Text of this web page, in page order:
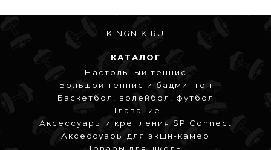
KINGNIK.RU
КАТАЛОГ
Настольный теннис
Большой теннис и бадминтон
Баскетбол, волейбол, футбол
Плавание
Аксессуары и крепления SP Connect
Аксессуары для экшн-камер